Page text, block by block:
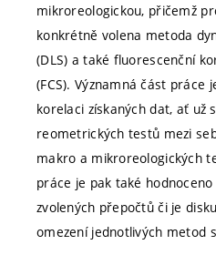
mikroreologickou, přičemž
konkrétně volena metoda
(DLS) a také fluorescenční
(FCS). Významná část práce
korelaci získaných dat, ať už
reometrických testů mezi
makro a mikroreologických
práce je pak také
zvolených přepočtů či je
omezení jednotlivých metod